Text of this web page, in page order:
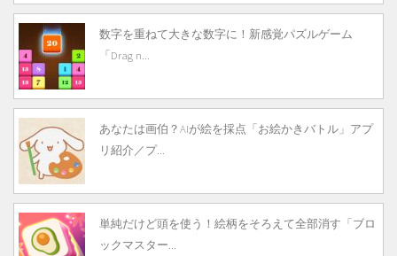
数字を重ねて大きな数字に！新感覚パズルゲーム
「Drag n...
あなたは画伯？AIが絵を採点「お絵かきバトル」アプ
リ紹介／プ...
単純だけど頭を使う！絵柄をそろえて全部消す「ブロ
ックマスター...